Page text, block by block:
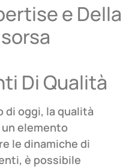
e Della
Di Qualità
di oggi, la qualità
elemento
le dinamiche di
è possibile